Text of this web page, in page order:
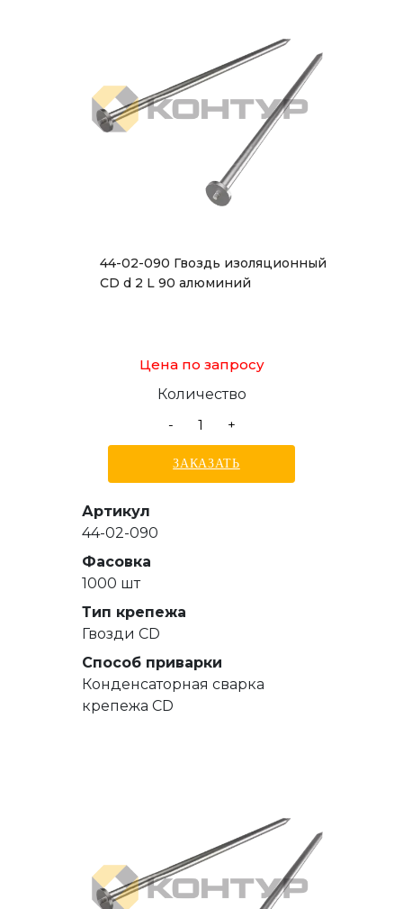
44-02-090 Гвоздь изоляционный
CD d 2 L 90 алюминий
Цена по запросу
Количество
-
+
ЗАКАЗАТЬ
Артикул
44-02-090
Фасовка
1000 шт
Тип крепежа
Гвозди СD
Способ приварки
Конденсаторная сварка
крепежа CD